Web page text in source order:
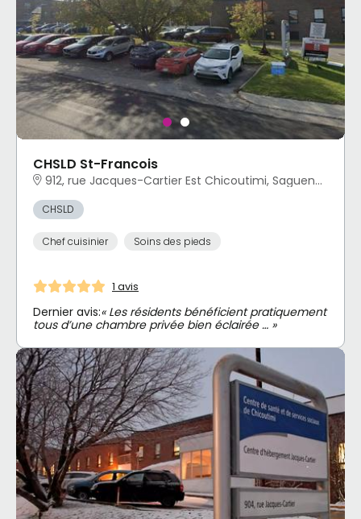
CHSLD St-Francois
912, rue Jacques-Cartier Est Chicoutimi, Saguenay, QC
CHSLD
Chef cuisinier Soins des pieds
1 avis
Dernier avis:« Les résidents bénéficient pratiquement
tous d’une chambre privée bien éclairée … »